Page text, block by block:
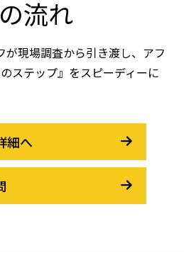
の流れ
が現場調査から引き渡し、アフ
ステップ』をスピーディーに
細へ